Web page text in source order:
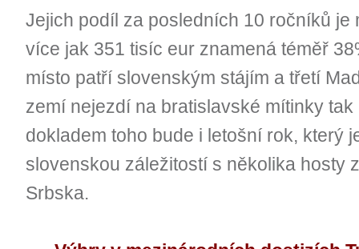
Jejich podíl za posledních 10 ročníků je
více jak 351 tisíc eur znamená téměř
místo patří slovenským stájím a třetí
zemí nejezdí na bratislavské mítinky
dokladem toho bude i letošní rok, který
slovenskou záležitostí s několika hosty
Srbska.